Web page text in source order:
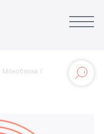
Моноблоки /